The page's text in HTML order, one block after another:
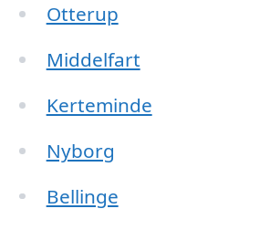
Otterup
Middelfart
Kerteminde
Nyborg
Bellinge